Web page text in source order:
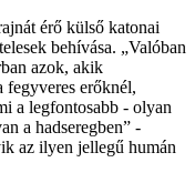
érő külső katonai
behívása. „Valóban
azok, akik
fegyveres erőknél,
a legfontosabb - olyan
a hadseregben” -
az ilyen jellegű humán